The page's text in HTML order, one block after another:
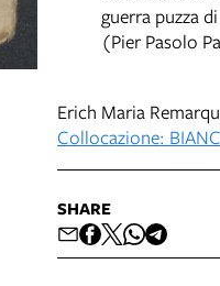
guerra puzza
(Pier Pasolo
Erich Maria
Collocazione:
SHARE